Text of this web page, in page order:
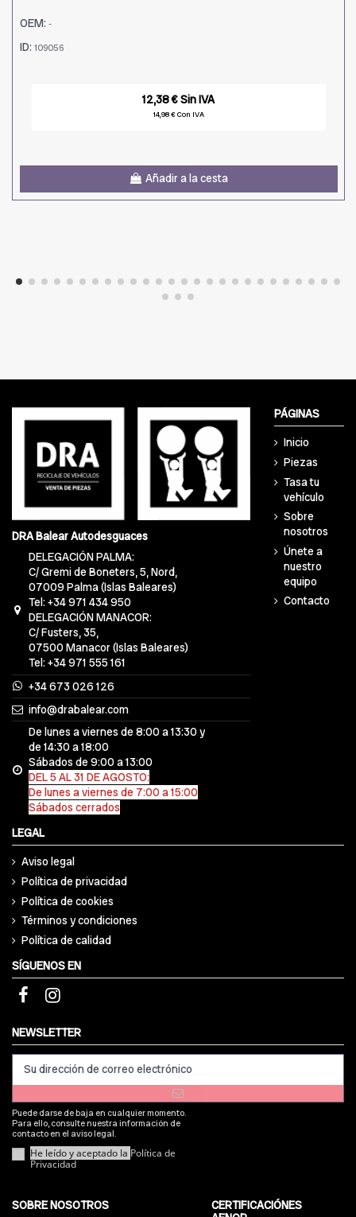
OEM: -
ID: 109056
12,38 € Sin IVA
14,98 € Con IVA
Añadir a la cesta
DRA Balear Autodesguaces
DELEGACIÓN PALMA:
C/ Gremi de Boneters, 5, Nord,
07009 Palma (Islas Baleares)
Tel: +34 971 434 950
DELEGACIÓN MANACOR:
C/ Fusters, 35,
07500 Manacor (Islas Baleares)
Tel: +34 971 555 161
+34 673 026 126
info@drabalear.com
De lunes a viernes de 8:00 a 13:30 y
de 14:30 a 18:00
Sábados de 9:00 a 13:00
DEL 5 AL 31 DE AGOSTO:
De lunes a viernes de 7:00 a 15:00
Sábados cerrados
PÁGINAS
Inicio
Piezas
Tasa tu
vehículo
Sobre
nosotros
Únete a
nuestro
equipo
Contacto
LEGAL
Aviso legal
Política de privacidad
Política de cookies
Términos y condiciones
Política de calidad
SÍGUENOS EN
NEWSLETTER
Puede darse de baja en cualquier momento.
Para ello, consulte nuestra información de
contacto en el aviso legal.
He leído y aceptado la Política de
Privacidad
SOBRE NOSOTROS
CERTIFICACIÓNES